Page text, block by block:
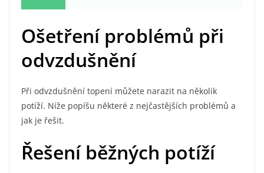
Ošetření problémů při
odvzdušnění
Při odvzdušnění topení můžete narazit na několik
potíží. Níže popíšu některé z nejčastějších problémů a
jak je řešit.
Řešení běžných potíží